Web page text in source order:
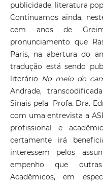
publicidade, literatura
Continuamos ainda,
cem anos de
pronunciamento que
Paris, na abertura do
tradução está sendo
literário No meio do
Andrade,
Sinais pela Profa. Dra.
com uma entrevista a
profissional e
certamente irá
interessem pelos
empenho que
Acadêmicos, em